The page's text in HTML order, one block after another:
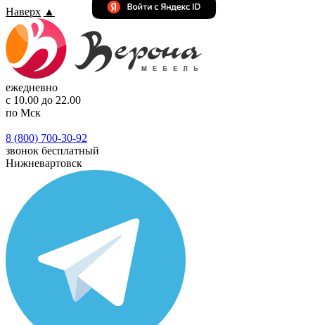
Наверх ▲
ежедневно
с 10.00 до 22.00
по Мск
8 (800) 700-30-92
звонок бесплатный
Нижневартовск